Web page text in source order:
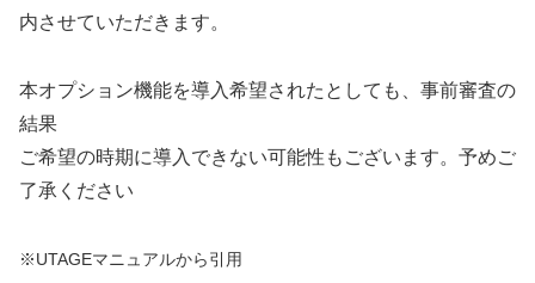
内させていただきます。
本オプション機能を導入希望されたとしても、事前審査の
結果
ご希望の時期に導入できない可能性もございます。予めご
了承ください
※UTAGEマニュアルから引用